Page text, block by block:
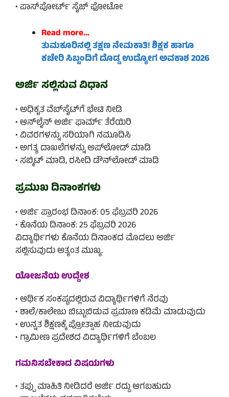
• ಪಾಸ್‌ಪೋರ್ಟ್ ಸೈಜ್ ಫೋಟೋ
Read more…
ತುಮಕೂರಿನಲ್ಲಿ ತಕ್ಷಣ ನೇಮಕಾತಿ! ಶಿಕ್ಷಕ ಹಾಗೂ
ಕಚೇರಿ ಸಿಬ್ಬಂದಿಗೆ ದೊಡ್ಡ ಉದ್ಯೋಗ ಅವಕಾಶ 2026
ಅರ್ಜಿ ಸಲ್ಲಿಸುವ ವಿಧಾನ
• ಅಧಿಕೃತ ವೆಬ್‌ಸೈಟ್‌ಗೆ ಭೇಟಿ ನೀಡಿ
• ಆನ್‌ಲೈನ್ ಅರ್ಜಿ ಫಾರ್ಮ್ ತೆರೆಯಿರಿ
• ವಿವರಗಳನ್ನು ಸರಿಯಾಗಿ ನಮೂದಿಸಿ
• ಅಗತ್ಯ ದಾಖಲೆಗಳನ್ನು ಅಪ್‌ಲೋಡ್ ಮಾಡಿ
• ಸಬ್ಮಿಟ್ ಮಾಡಿ, ರಸೀದಿ ಡೌನ್‌ಲೋಡ್ ಮಾಡಿ
ಪ್ರಮುಖ ದಿನಾಂಕಗಳು
• ಅರ್ಜಿ ಪ್ರಾರಂಭ ದಿನಾಂಕ: 05 ಫೆಬ್ರವರಿ 2026
• ಕೊನೆಯ ದಿನಾಂಕ: 25 ಫೆಬ್ರವರಿ 2026
ವಿದ್ಯಾರ್ಥಿಗಳು ಕೊನೆಯ ದಿನಾಂಕದ ಮೊದಲು ಅರ್ಜಿ
ಸಲ್ಲಿಸುವುದು ಅತ್ಯಂತ ಮುಖ್ಯ.
ಯೋಜನೆಯ ಉದ್ದೇಶ
• ಆರ್ಥಿಕ ಸಂಕಷ್ಟದಲ್ಲಿರುವ ವಿದ್ಯಾರ್ಥಿಗಳಿಗೆ ನೆರವು
• ಶಾಲೆ/ಕಾಲೇಜು ಬಿಟ್ಟುಬಿಡುವ ಪ್ರಮಾಣ ಕಡಿಮೆ ಮಾಡುವುದು
• ಉನ್ನತ ಶಿಕ್ಷಣಕ್ಕೆ ಪ್ರೋತ್ಸಾಹ ನೀಡುವುದು
• ಗ್ರಾಮೀಣ ಪ್ರದೇಶದ ವಿದ್ಯಾರ್ಥಿಗಳಿಗೆ ಬೆಂಬಲ
ಗಮನಿಸಬೇಕಾದ ವಿಷಯಗಳು
• ತಪ್ಪು ಮಾಹಿತಿ ನೀಡಿದರೆ ಅರ್ಜಿ ರದ್ದು ಆಗಬಹುದು